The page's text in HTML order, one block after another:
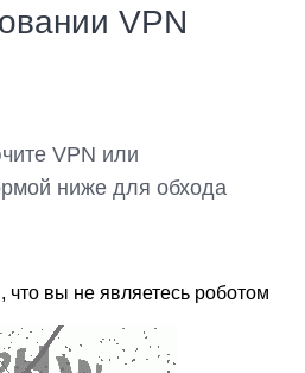
VPN
VPN или
ниже для обхода
что вы не являетесь роботом